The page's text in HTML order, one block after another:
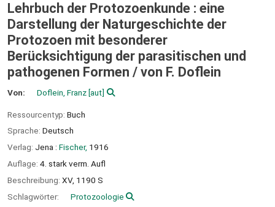
Lehrbuch der Protozoenkunde : eine
Darstellung der Naturgeschichte der
Protozoen mit besonderer
Berücksichtigung der parasitischen und
pathogenen Formen / von F. Doflein
Von: Doflein, Franz[aut]
Ressourcentyp: Buch
Sprache: Deutsch
Verlag: Jena : Fischer, 1916
Auflage: 4. stark verm. Aufl
Beschreibung: XV, 1190 S
Schlagwörter:
Protozoologie